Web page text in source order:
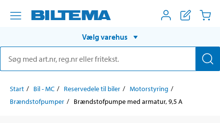
Vælg varehus
Start Bil - MC Reservedele til biler
Motorstyring
Brændstofpumper
Brændstofpumpe med armatur, 9,5 A